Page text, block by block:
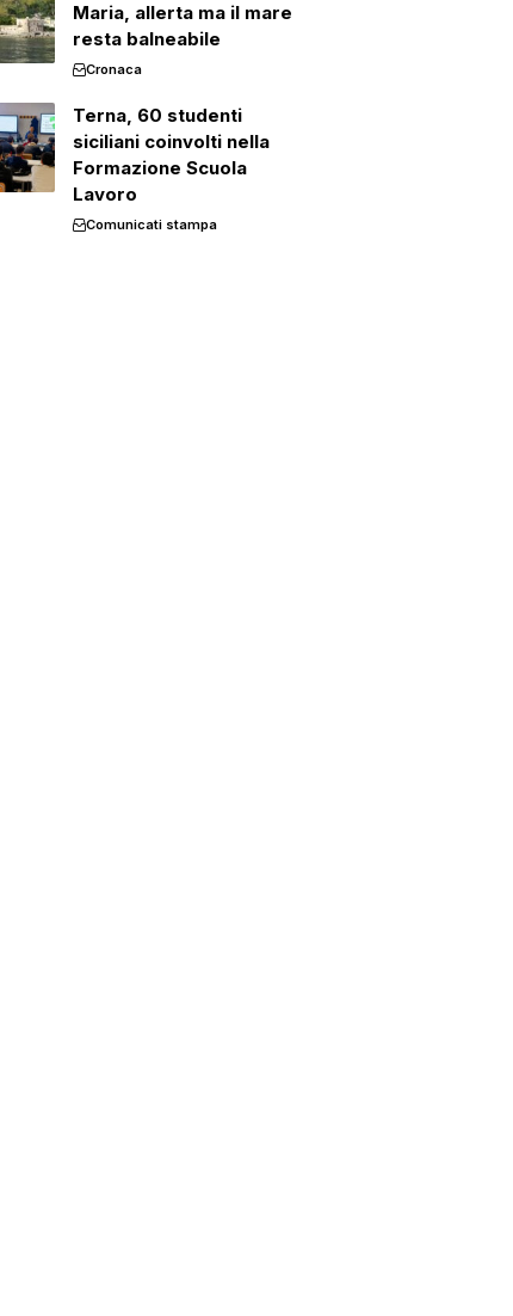
Maria, allerta ma il mare
resta balneabile
Cronaca
Terna, 60 studenti
siciliani coinvolti nella
Formazione Scuola
Lavoro
Comunicati stampa